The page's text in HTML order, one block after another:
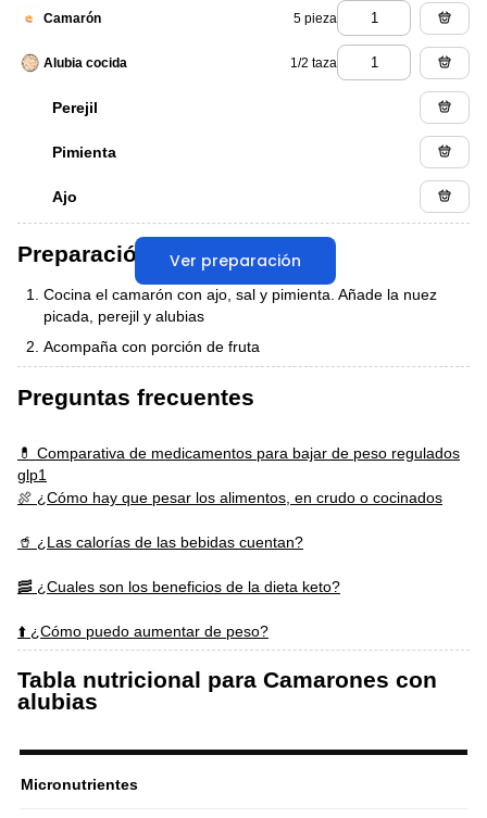
Camarón 5 pieza
Alubia cocida 1/2 taza
Perejil
Pimienta
Ajo
Ver preparación
Preparación
Cocina el camarón con ajo, sal y pimienta. Añade la nuez
picada, perejil y alubias
Acompaña con porción de fruta
Preguntas frecuentes
💊 Comparativa de medicamentos para bajar de peso regulados
glp1
🍖 ¿Cómo hay que pesar los alimentos, en crudo o cocinados
🥤 ¿Las calorías de las bebidas cuentan?
🥓 ¿Cuales son los beneficios de la dieta keto?
⬆️ ¿Cómo puedo aumentar de peso?
Tabla nutricional para Camarones con
alubias
Micronutrientes